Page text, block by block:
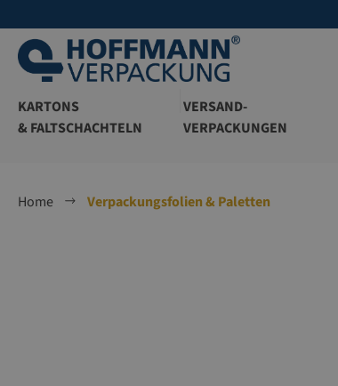
KARTONS
& FALTSCHACHTELN
VERSAND-
VERPACKUNGEN
Home
Verpackungsfolien & Paletten